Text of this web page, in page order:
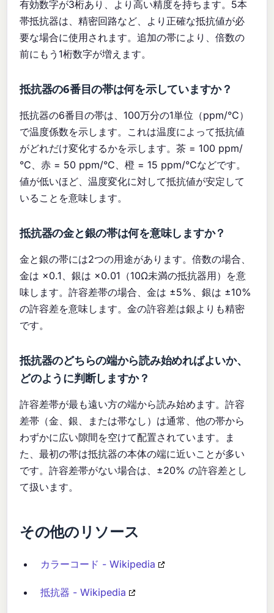
有効数字が3桁あり、より高い精度を持ちます。5本
帯抵抗器は、精密回路など、より正確な抵抗値が必
要な場合に使用されます。追加の帯により、倍数の
前にもう1桁数字が増えます。
抵抗器の6番目の帯は何を示していますか？
抵抗器の6番目の帯は、100万分の1単位（ppm/°C）
で温度係数を示します。これは温度によって抵抗値
がどれだけ変化するかを示します。茶 = 100 ppm/
°C、赤 = 50 ppm/°C、橙 = 15 ppm/°Cなどです。
値が低いほど、温度変化に対して抵抗値が安定して
いることを意味します。
抵抗器の金と銀の帯は何を意味しますか？
金と銀の帯には2つの用途があります。倍数の場合、
金は ×0.1、銀は ×0.01（10Ω未満の抵抗器用）を意
味します。許容差帯の場合、金は ±5%、銀は ±10%
の許容差を意味します。金の許容差は銀よりも精密
です。
抵抗器のどちらの端から読み始めればよいか、
どのように判断しますか？
許容差帯が最も遠い方の端から読み始めます。許容
差帯（金、銀、または帯なし）は通常、他の帯から
わずかに広い隙間を空けて配置されています。ま
た、最初の帯は抵抗器の本体の端に近いことが多い
です。許容差帯がない場合は、±20% の許容差とし
て扱います。
その他のリソース
カラーコード - Wikipedia
抵抗器 - Wikipedia